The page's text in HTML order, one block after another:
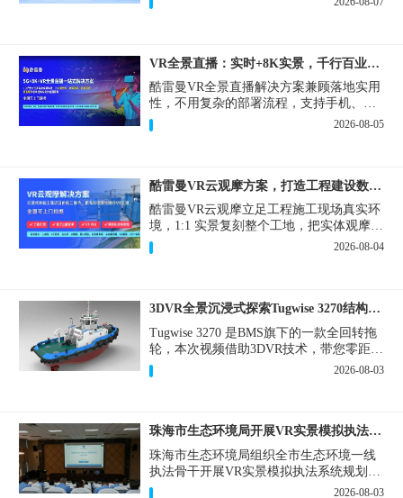
业与人才双向奔赴。
VR全景直播：实时+8K实景，千行百业的数字化利器
酷雷曼VR全景直播解决方案兼顾落地实用
性，不用复杂的部署流程，支持手机、网
页多端访问，解决各行各业 “看得见、信
得过、降成本、提转化” 的实际难题。
2026-08-05
酷雷曼VR云观摩方案，打造工程建设数字化观摩新范式
酷雷曼VR云观摩立足工程施工现场真实环
境，1:1 实景复刻整个工地，把实体观摩会
完整搬到云端线上，兼顾线下实体观摩与
线上云观摩双重需求，为施工单位、建设
2026-08-04
3DVR全景沉浸式探索Tugwise 3270结构一览
Tugwise 3270 是BMS旗下的一款全回转拖
轮，本次视频借助3DVR技术，带您零距离
透视这艘拖轮的内外构造，沉浸式探索每
一处细节。
2026-08-03
珠海市生态环境局开展VR实景模拟执法专题培训
珠海市生态环境局组织全市生态环境一线
执法骨干开展VR实景模拟执法系统规划建
设和教学培训，持续推进科技赋能生态环
2026-08-03